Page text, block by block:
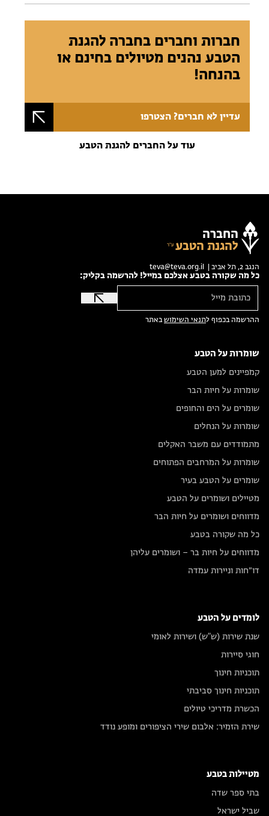
חברות וחברים בחברה להגנת
הטבע נהנים מטיולים בחינם או
בהנחה!
עדיין לא חברים? הצטרפו
עוד על החברים להגנת הטבע
החברה
להגנת הטבע
הנגב 2, תל אביב | teva@teva.org.il
כל מה שקורה בטבע אצלכם במייל! להרשמה בקליק:
ההרשמה בכפוף לתנאי השימושבאתר
שומרות על הטבע
קמפיינים למען הטבע
שומרות על חיות הבר
שומרים על הים והחופים
שומרות על הנחלים
מתמודדים עם משבר האקלים
שומרות על המרחבים הפתוחים
שומרים על הטבע בעיר
מטיילים ושומרים על הטבע
מדווחים ושומרים על חיות הבר
כל מה שקורה בטבע
מדווחים על חיות בר – ושומרים עליהן
דו״חות וניירות עמדה
לומדים על הטבע
שנת שירות (ש"ש) ושירות לאומי
חוגי סיירות
תוכניות חינוך
תוכניות חינוך סביבתי
הכשרת מדריכי טיולים
שירת הזמיר: אלבום שירי הציפורים ומופע נודד
מטיילות בטבע
בתי ספר שדה
שביל ישראל